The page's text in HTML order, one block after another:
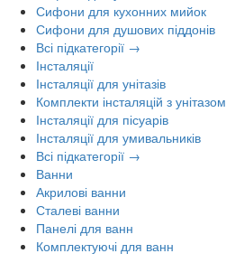
Сифони для кухонних мийок
Сифони для душових піддонів
Всі підкатегорії →
Інсталяції
Інсталяції для унітазів
Комплекти інсталяцій з унітазом
Інсталяції для пісуарів
Інсталяції для умивальників
Всі підкатегорії →
Ванни
Акрилові ванни
Сталеві ванни
Панелі для ванн
Комплектуючі для ванн